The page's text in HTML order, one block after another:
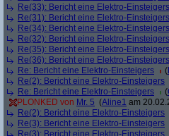
Re(33): Bericht eine Elektro-Einsteigers
Re(31): Bericht eine Elektro-Einsteigers
Re(34): Bericht eine Elektro-Einsteigers
Re(32): Bericht eine Elektro-Einsteigers
Re(35): Bericht eine Elektro-Einsteigers
Re(36): Bericht eine Elektro-Einsteigers
Re: Bericht eine Elektro-Einsteigers
(
Re(2): Bericht eine Elektro-Einsteigers
Re: Bericht eine Elektro-Einsteigers
(
PLONKED von Mr. 5 (Aline1 am
Re(2): Bericht eine Elektro-Einsteigers
Re(3): Bericht eine Elektro-Einsteigers
Re(3): Bericht eine Elektro-Einsteigers